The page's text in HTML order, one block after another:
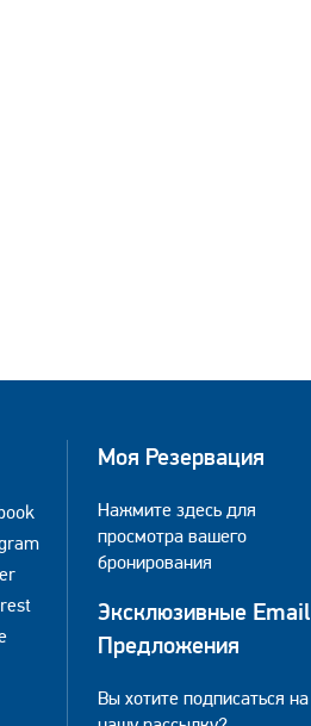
Моя Резервация
Нажмите здесь для
просмотра вашего
бронирования
Эксклюзивные Email
Предложения
Вы хотите подписаться на